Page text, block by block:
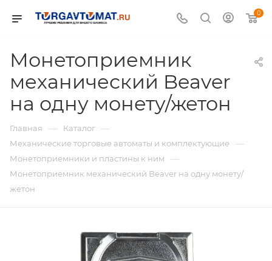
0
Монетоприемник
механический Beaver
на одну монету/жетон
Главная — Каталог —
Механические торговые автоматы и комплектующие —
Монетоприемники и пластины к ним —
Монетоприемник механический Beaver на одну монету/
жетон